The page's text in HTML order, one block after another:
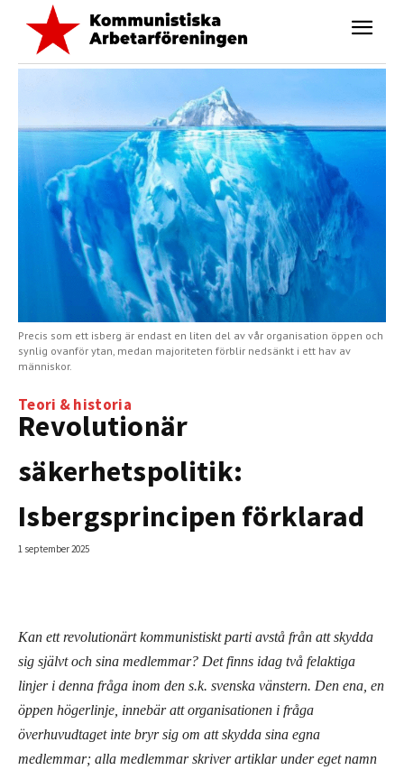
Precis som ett isberg är endast en liten del av vår organisation öppen och
synlig ovanför ytan, medan majoriteten förblir nedsänkt i ett hav av
människor.
Teori & historia
Revolutionär
säkerhetspolitik:
Isbergsprincipen förklarad
1 september 2025
Kan ett revolutionärt kommunistiskt parti avstå från att skydda
sig självt och sina medlemmar? Det finns idag två felaktiga
linjer i denna fråga inom den s.k. svenska vänstern. Den ena, en
öppen högerlinje, innebär att organisationen i fråga
överhuvudtaget inte bryr sig om att skydda sina egna
medlemmar; alla medlemmar skriver artiklar under eget namn